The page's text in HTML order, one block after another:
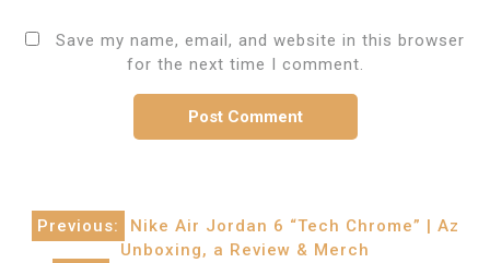
Save my name, email, and website in this browser
for the next time I comment.
Post
Previous:
Nike Air Jordan 6 “Tech Chrome” | Az
Unboxing, a Review & Merch